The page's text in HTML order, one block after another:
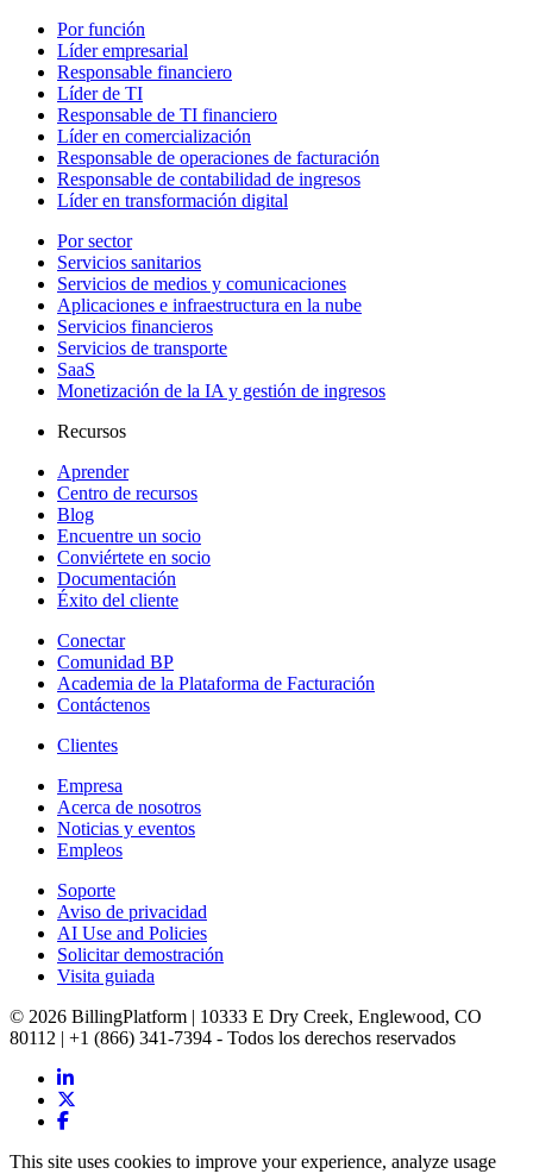
Por función
Líder empresarial
Responsable financiero
Líder de TI
Responsable de TI financiero
Líder en comercialización
Responsable de operaciones de facturación
Responsable de contabilidad de ingresos
Líder en transformación digital
Por sector
Servicios sanitarios
Servicios de medios y comunicaciones
Aplicaciones e infraestructura en la nube
Servicios financieros
Servicios de transporte
SaaS
Monetización de la IA y gestión de ingresos
Recursos
Aprender
Centro de recursos
Blog
Encuentre un socio
Conviértete en socio
Documentación
Éxito del cliente
Conectar
Comunidad BP
Academia de la Plataforma de Facturación
Contáctenos
Clientes
Empresa
Acerca de nosotros
Noticias y eventos
Empleos
Soporte
Aviso de privacidad
AI Use and Policies
Solicitar demostración
Visita guiada
© 2026 BillingPlatform | 10333 E Dry Creek, Englewood, CO
80112 | +1 (866) 341-7394 - Todos los derechos reservados
This site uses cookies to improve your experience, analyze usage